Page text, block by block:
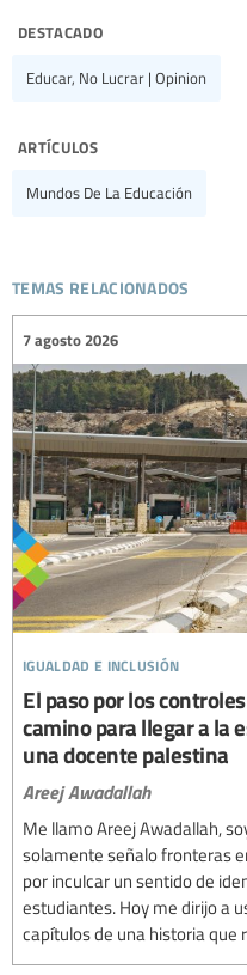
destacado
Educar, No Lucrar | Opinion
artículos
Mundos De La Educación
temas relacionados
igualdad e inclusión
7 agosto 2026
El paso por los
camino para llegar a la
una docente palestina
Areej Awadallah
Me llamo Areej Awadallah,
solamente señalo fronteras
por inculcar un sentido de
estudiantes. Hoy me dirijo a
capítulos de una historia que